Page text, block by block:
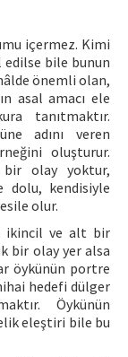
içermez. Kimi
edilse bile bunun
önemli olan,
asal amacı ele
tanıtmaktır.
adını veren
oluşturur.
bir olay yoktur,
dolu, kendisiyle
olur.
ikincil ve alt bir
bir olay yer alsa
öykünün portre
hedefi dülger
Öykünün
eleştiri bile bu